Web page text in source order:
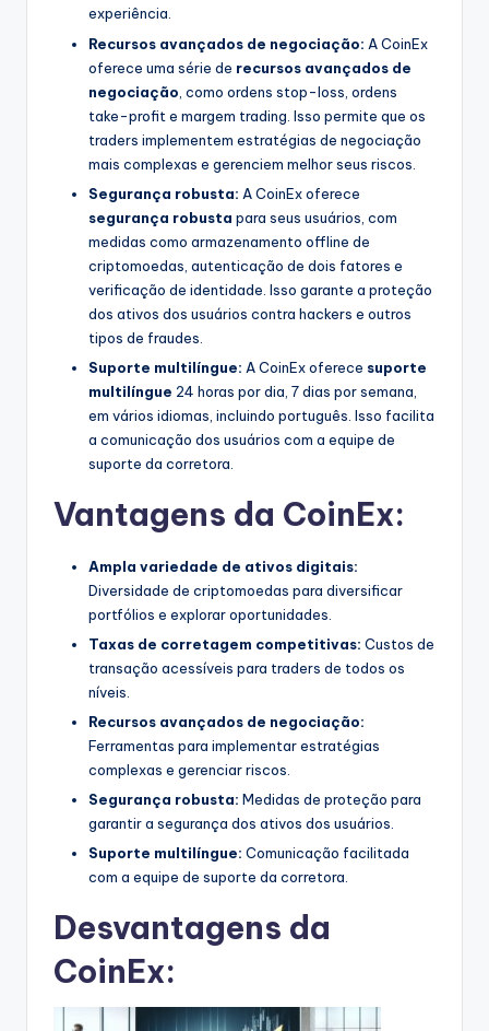
experiência.
Recursos avançados de negociação: A CoinEx
oferece uma série de recursos avançados de
negociação , como ordens stop-loss, ordens
take-profit e margem trading. Isso permite que os
traders implementem estratégias de negociação
mais complexas e gerenciem melhor seus riscos.
Segurança robusta: A CoinEx oferece
segurança robusta para seus usuários, com
medidas como armazenamento offline de
criptomoedas, autenticação de dois fatores e
verificação de identidade. Isso garante a proteção
dos ativos dos usuários contra hackers e outros
tipos de fraudes.
Suporte multilíngue: A CoinEx oferece suporte
multilíngue 24 horas por dia, 7 dias por semana,
em vários idiomas, incluindo português. Isso facilita
a comunicação dos usuários com a equipe de
suporte da corretora.
Vantagens da CoinEx:
Ampla variedade de ativos digitais:
Diversidade de criptomoedas para diversificar
portfólios e explorar oportunidades.
Taxas de corretagem competitivas: Custos de
transação acessíveis para traders de todos os
níveis.
Recursos avançados de negociação:
Ferramentas para implementar estratégias
complexas e gerenciar riscos.
Segurança robusta: Medidas de proteção para
garantir a segurança dos ativos dos usuários.
Suporte multilíngue: Comunicação facilitada
com a equipe de suporte da corretora.
Desvantagens da
CoinEx: